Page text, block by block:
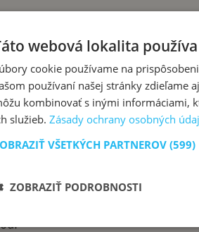
(do cesta) a 240 g na
extrakt aspoň 5 minút, kým
na nízkych otáčkach len
dávkach: miešajte na
jahody do cesta.
s priemerom na pečenie.
webová lokalita
cookie používame na
používaní našej stránky zdieľame
kombinovať s inými informáciami,
služieb. Zásady ochrany osobných
VŠETKÝCH PARTNEROV
ZOBRAZIŤ PODROBNOSTI